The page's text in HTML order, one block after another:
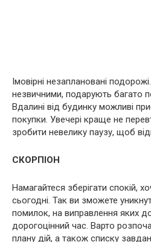
Імовірні незаплановані
незвичними, подарують багато
Вдалині від будинку можливі
покупки. Увечері краще не
зробити невелику паузу, щоб
СКОРПІОН
Намагайтеся зберігати спокій,
сьогодні. Так ви зможете
помилок, на виправлення яких
дорогоцінний час. Варто
плану дій, а також списку